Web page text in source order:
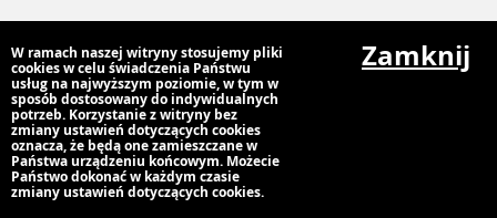
Urząd Miejski Gminy Łobżenica, ul Sikorskiego 7, 67 2868100,
gmina@lobzenica.pl
W ramach naszej witryny stosujemy pliki
cookies w celu świadczenia Państwu
usług na najwyższym poziomie, w tym w
sposób dostosowany do indywidualnych
potrzeb. Korzystanie z witryny bez
zmiany ustawień dotyczących cookies
oznacza, że będą one zamieszczane w
Państwa urządzeniu końcowym. Możecie
Państwo dokonać w każdym czasie
zmiany ustawień dotyczących cookies.
Zamknij